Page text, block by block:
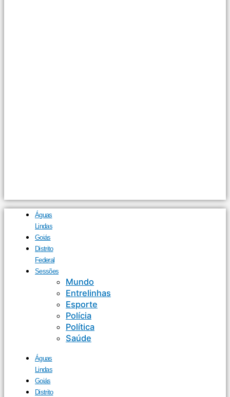
Águas
Lindas
Goiás
Distrito
Federal
Sessões
Mundo
Entrelinhas
Esporte
Polícia
Política
Saúde
Águas
Lindas
Goiás
Distrito